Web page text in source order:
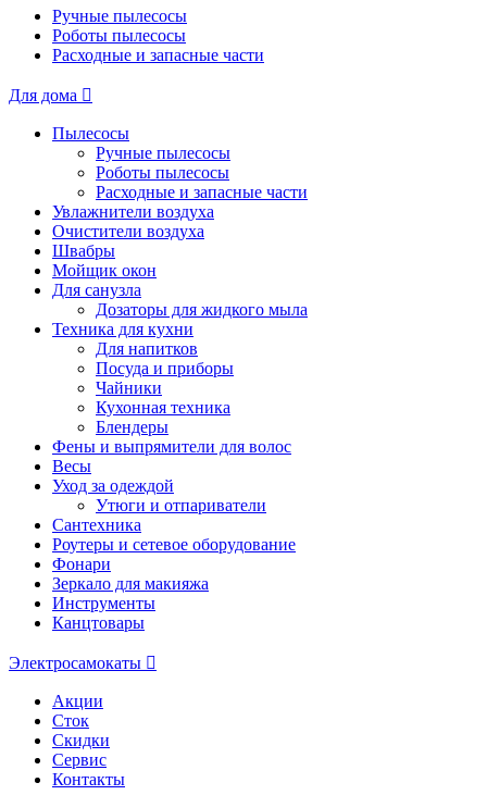
Ручные пылесосы
Роботы пылесосы
Расходные и запасные части
Для дома
Пылесосы
Ручные пылесосы
Роботы пылесосы
Расходные и запасные части
Увлажнители воздуха
Очистители воздуха
Швабры
Мойщик окон
Для санузла
Дозаторы для жидкого мыла
Техника для кухни
Для напитков
Посуда и приборы
Чайники
Кухонная техника
Блендеры
Фены и выпрямители для волос
Весы
Уход за одеждой
Утюги и отпариватели
Сантехника
Роутеры и сетевое оборудование
Фонари
Зеркало для макияжа
Инструменты
Канцтовары
Электросамокаты
Акции
Сток
Скидки
Сервис
Контакты